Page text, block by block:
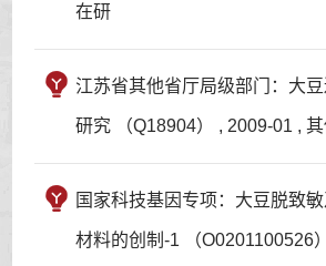
在研
江苏省其他省厅局级部门：大
研究 （Q18904） , 2009-01 ,
国家科技基因专项：大豆脱致
材料的创制-1 （O0201100526